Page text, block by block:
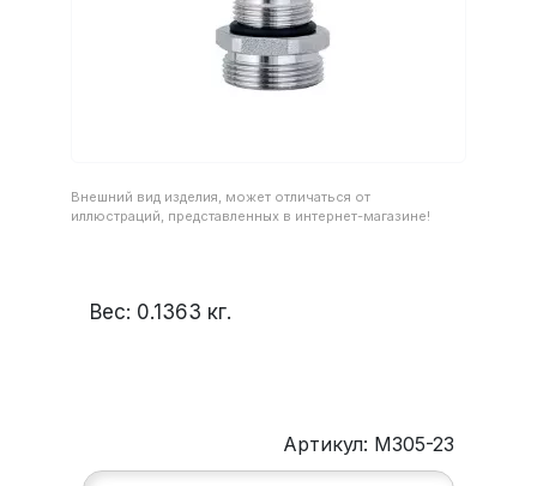
Внешний вид изделия, может отличаться от
иллюстраций, представленных в интернет-магазине!
Вес: 0.1363 кг.
Артикул: M305-23